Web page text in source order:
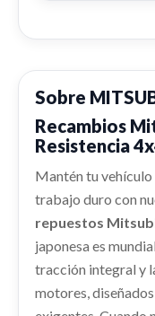
PILOTO
PILOTO
MITSUBISHI
Ref: 2441528
MITSUBISHI
ALTERNADOR
BANDEJA
BANDEJA
MITSUBISHI
Ref: 2441518
BOMBA
BOMBA
MITSUBISHI
ABS
ABS usado.
Sobre
Recambios
Resistencia
Mantén tu
trabajo duro con
repuestos
japonesa es
tracción integral y
motores,